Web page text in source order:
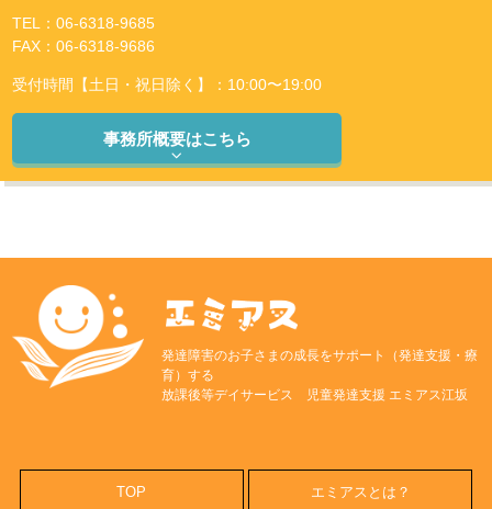
TEL：06-6318-9685
FAX：06-6318-9686
受付時間【土日・祝日除く】：10:00〜19:00
事務所概要はこちら
発達障害のお子さまの成長をサポート（発達支援・療
育）する
放課後等デイサービス 児童発達支援 エミアス江坂
TOP エミアスとは？